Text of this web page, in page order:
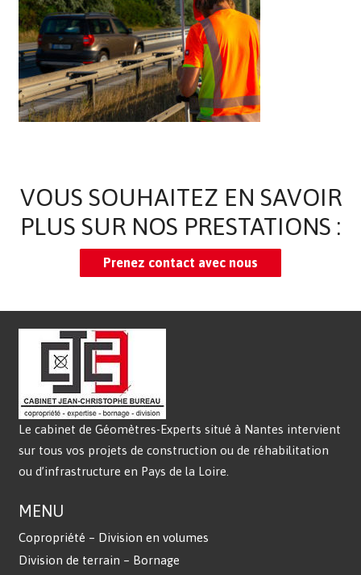
VOUS SOUHAITEZ EN SAVOIR
PLUS SUR NOS PRESTATIONS :
Prenez contact avec nous
Le cabinet de Géomètres-Experts situé à Nantes intervient
sur tous vos projets de construction ou de réhabilitation
ou d’infrastructure en Pays de la Loire.
MENU
Copropriété – Division en volumes
Division de terrain – Bornage